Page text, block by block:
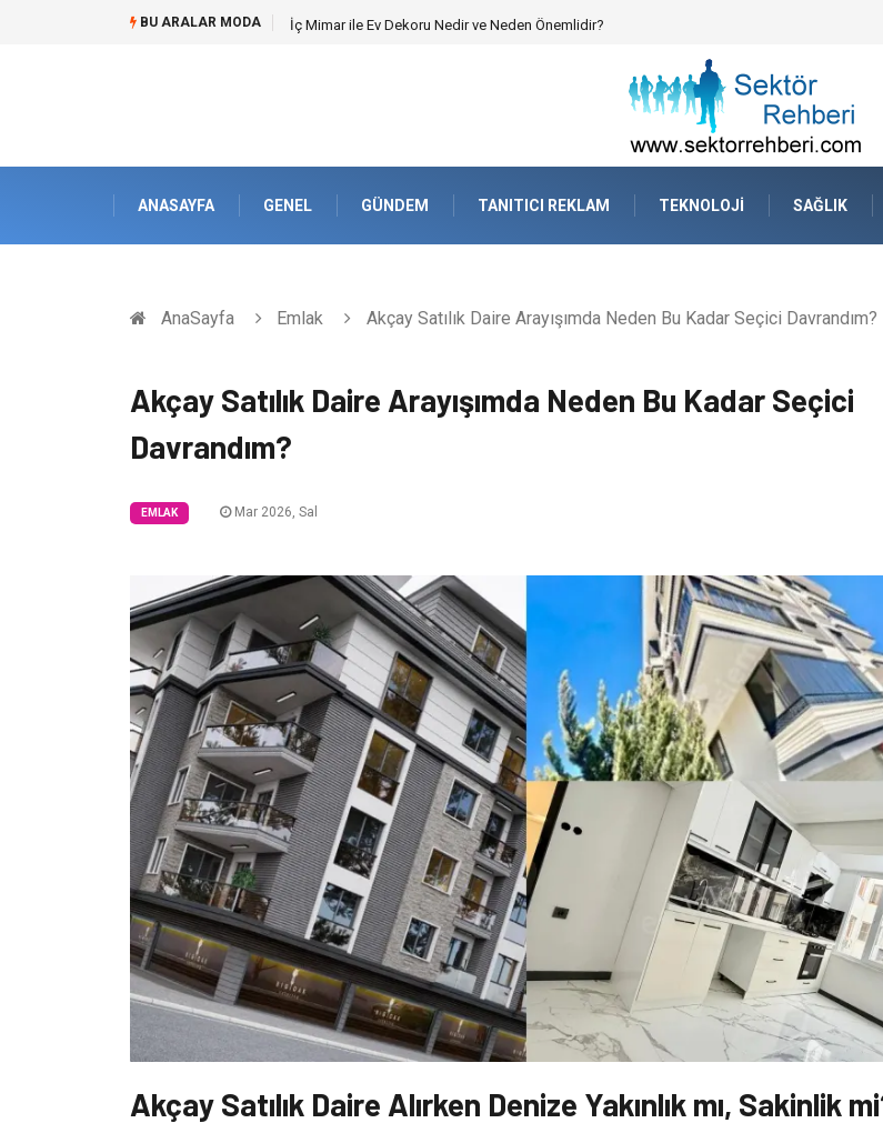
BU ARALAR MODA Kuveyt Nakliye Süreçlerinde Stratejik Planlama ve Operasyonel Güven
ANASAYFA GENEL GÜNDEM TANITICI REKLAM TEKNOLOJI SAĞLIK
AnaSayfa Emlak Akçay Satılık Daire Arayışımda Neden Bu Kadar Seçici Davrandım?
Akçay Satılık Daire Arayışımda Neden Bu Kadar Seçici
Davrandım?
EMLAK Mar 2026, Sal
Akçay Satılık Daire Alırken Denize Yakınlık mı, Sakinlik